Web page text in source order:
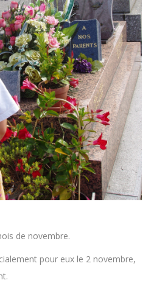
de novembre.
pour eux le 2 novembre,